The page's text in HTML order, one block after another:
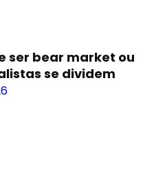
ser bear market ou
se dividem